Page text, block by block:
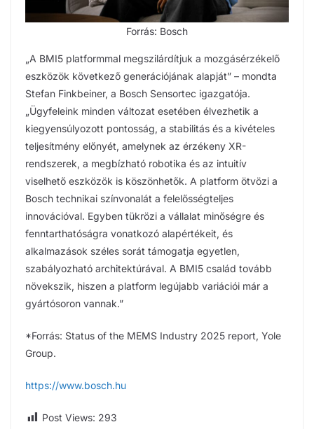
Forrás: Bosch
„A BMI5 platformmal megszilárdítjuk a mozgásérzékelő
eszközök következő generációjának alapját” – mondta
Stefan Finkbeiner, a Bosch Sensortec igazgatója.
„Ügyfeleink minden változat esetében élvezhetik a
kiegyensúlyozott pontosság, a stabilitás és a kivételes
teljesítmény előnyét, amelynek az érzékeny XR-
rendszerek, a megbízható robotika és az intuitív
viselhető eszközök is köszönhetők. A platform ötvözi a
Bosch technikai színvonalát a felelősségteljes
innovációval. Egyben tükrözi a vállalat minőségre és
fenntarthatóságra vonatkozó alapértékeit, és
alkalmazások széles sorát támogatja egyetlen,
szabályozható architektúrával. A BMI5 család tovább
növekszik, hiszen a platform legújabb variációi már a
gyártósoron vannak.”
*Forrás: Status of the MEMS Industry 2025 report, Yole
Group.
https://www.bosch.hu
Post Views: 293